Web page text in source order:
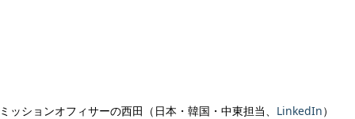
ッションオフィサーの西田（日本・韓国・中東担当、 LinkedIn）